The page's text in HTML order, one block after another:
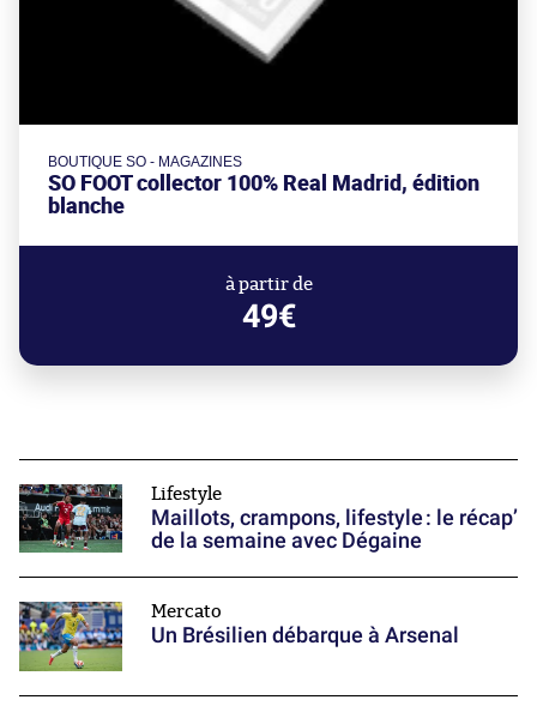
BOUTIQUE SO - MAGAZINES
SO FOOT collector 100% Real Madrid, édition
blanche
à partir de
49€
Lifestyle
Maillots, crampons, lifestyle : le récap’
de la semaine avec Dégaine
Mercato
Un Brésilien débarque à Arsenal